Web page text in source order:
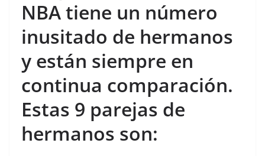
NBA tiene un número
inusitado de hermanos
y están siempre en
continua comparación.
Estas 9 parejas de
hermanos son: